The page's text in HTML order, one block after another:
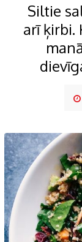
Siltie
arī ķirbi.